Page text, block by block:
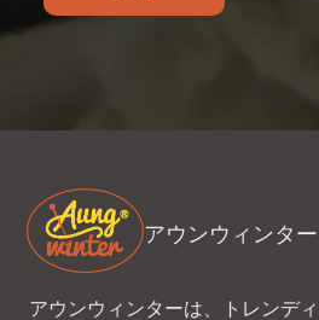
アウンウィンター
アウンウィンターは、トレンデ